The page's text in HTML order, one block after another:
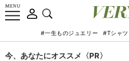
#一生ものジュエリー #Tシャツ
今、あなたにオススメ〈PR〉